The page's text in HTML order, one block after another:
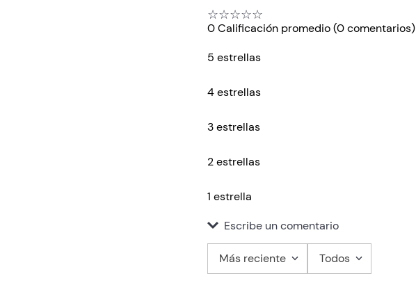
☆☆☆☆☆
0 Calificación promedio(0 comentarios)
5 estrellas
4 estrellas
3 estrellas
2 estrellas
1 estrella
Escribe un comentario
Más reciente Todos